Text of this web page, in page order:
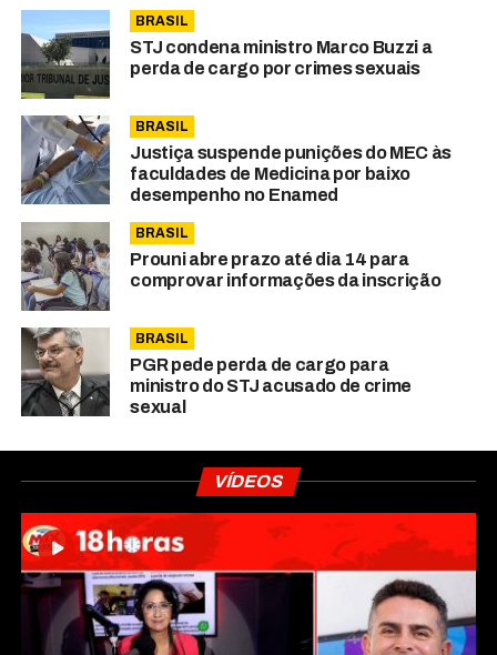
BRASIL
STJ condena ministro Marco Buzzi a
perda de cargo por crimes sexuais
BRASIL
Justiça suspende punições do MEC às
faculdades de Medicina por baixo
desempenho no Enamed
BRASIL
Prouni abre prazo até dia 14 para
comprovar informações da inscrição
BRASIL
PGR pede perda de cargo para
ministro do STJ acusado de crime
sexual
VÍDEOS